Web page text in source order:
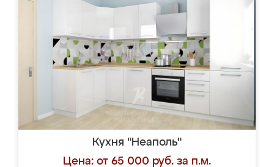
Кухня "Неаполь"
Цена: от 65 000 руб. за п.м.